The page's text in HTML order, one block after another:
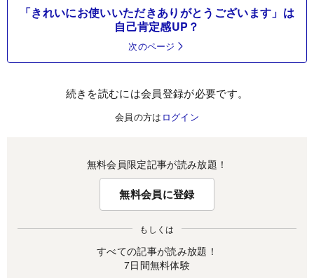
「きれいにお使いいただきありがとうございます」は
自己肯定感UP？
次のページ
続きを読むには会員登録が必要です。
会員の方は ログイン
無料会員限定記事が読み放題！
無料会員に登録
もしくは
すべての記事が読み放題！
7日間無料体験